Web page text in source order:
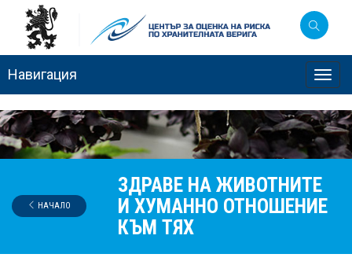
Навигация
ЗДРАВЕ НА ЖИВОТНИТЕ
И ХУМАННО ОТНОШЕНИЕ
КЪМ ТЯХ
НАЧАЛО